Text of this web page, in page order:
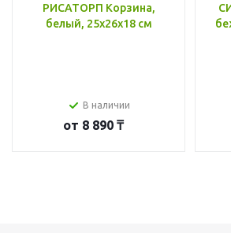
РИСАТОРП Корзина,
белый, 25x26x18 см
В наличии
от 8 890 ₸